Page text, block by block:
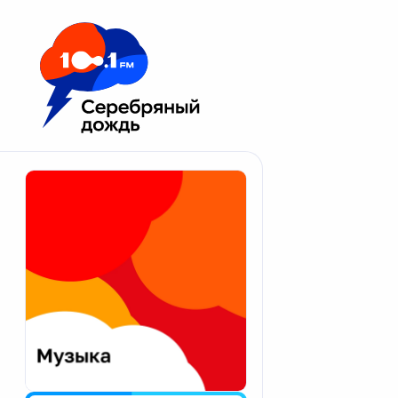
Москва 100.1 FM
Апатиты
Екатеринбург
Калининград
Калуга